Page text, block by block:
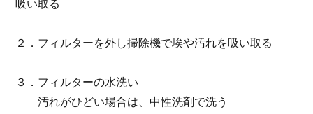
吸い取る
２．フィルターを外し掃除機で埃や汚れを吸い取る
３．フィルターの水洗い
汚れがひどい場合は、中性洗剤で洗う